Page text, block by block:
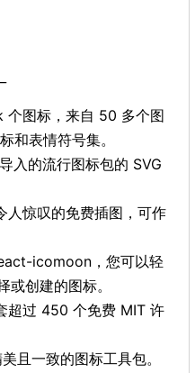
个图标，来自 50 多个图
和表情符号集。
入的流行图标包的 SVG
人惊叹的免费插图，可作
icomoon，您可以轻
创建的图标。
超过 450 个免费 MIT 许
且一致的图标工具包。